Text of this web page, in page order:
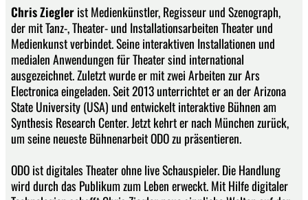
Chris Zieglerist Medienkünstler, Regisseur und Szenograph,
der mit Tanz-, Theater- und Installationsarbeiten Theater und
Medienkunst verbindet. Seine interaktiven Installationen und
medialen Anwendungen für Theater sind international
ausgezeichnet. Zuletzt wurde er mit zwei Arbeiten zur Ars
Electronica eingeladen. Seit 2013 unterrichtet er an der Arizona
State University (USA) und entwickelt interaktive Bühnen am
Synthesis Research Center. Jetzt kehrt er nach München zurück,
um seine neueste Bühnenarbeit ODO zu präsentieren.
ODO ist digitales Theater ohne live Schauspieler. Die Handlung
wird durch das Publikum zum Leben erweckt. Mit Hilfe digitaler